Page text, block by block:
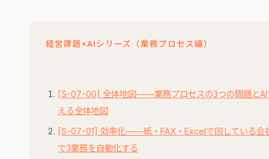
経営課題×AIシリーズ（業務プロセス編）
[S-07-00] 全体地図——業務プロセスの3つの問題とAI
える全体地図
[S-07-01] 効率化——紙・FAX・Excelで回している会
で3業務を自動化する